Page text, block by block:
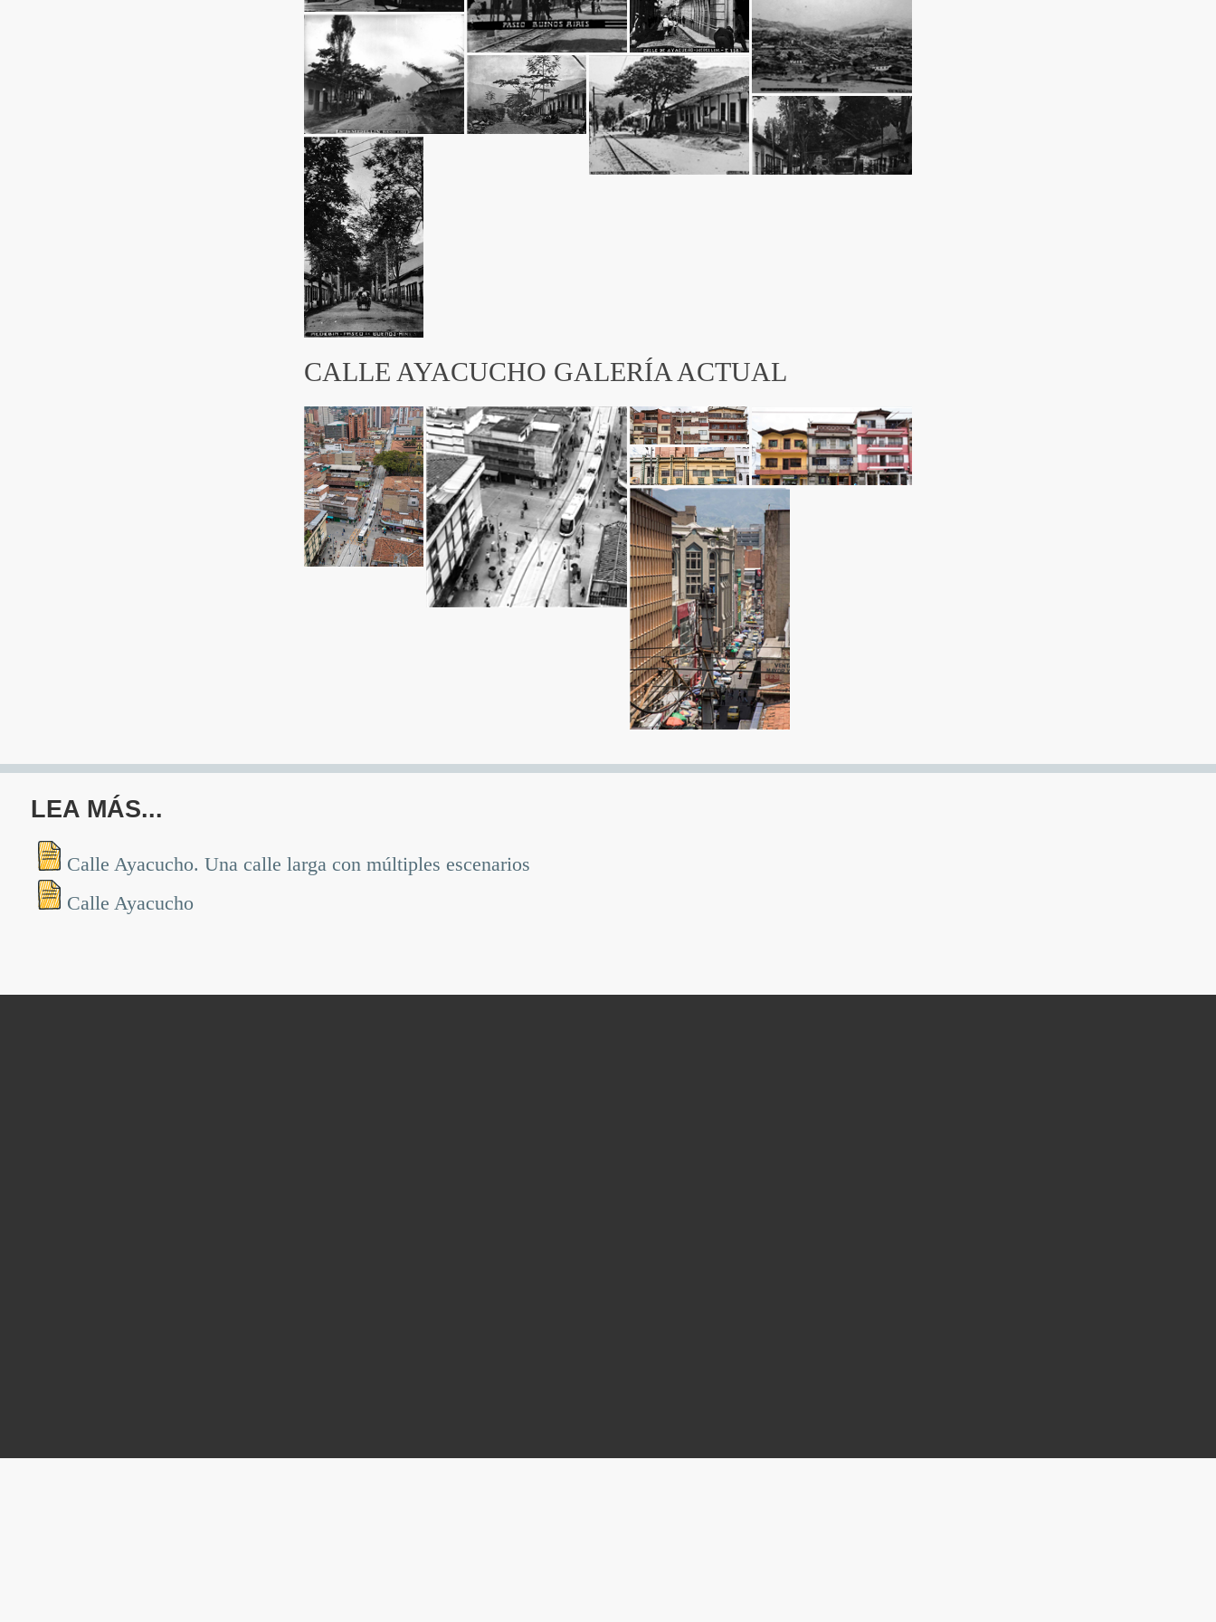
CALLE AYACUCHO GALERÍA ACTUAL
LEA MÁS...
Calle Ayacucho. Una calle larga con múltiples escenarios
Calle Ayacucho